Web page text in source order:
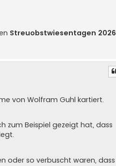
Streuobstwiesentagen 2026
von Wolfram Guhl kartiert.
zum Beispiel gezeigt hat, dass
oder so verbuscht waren, dass